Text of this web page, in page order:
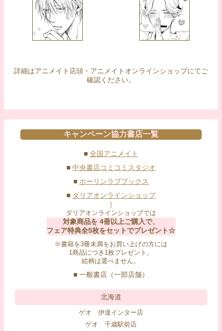
詳細はアニメイト店頭・アニメイトオンラインショップにてご
確認ください。
キャンペーン協力書店一覧
■ 全国アニメイト
■ 中央書店コミコミスタジオ
■ ホーリンラブブックス
■ ダリアオンラインショップ
｜
ダリアオンラインショップでは
対象商品を 4冊以上ご購入で、
フェア特典全5枚をセットでプレゼント☆
※書籍を3冊未満をお買い上げの方には
1商品につき1枚プレゼント。
絵柄は選べません。
■ 一般書店（一部店舗）
北海道
ゲオ 伊達インター店
ゲオ 千歳駅前店